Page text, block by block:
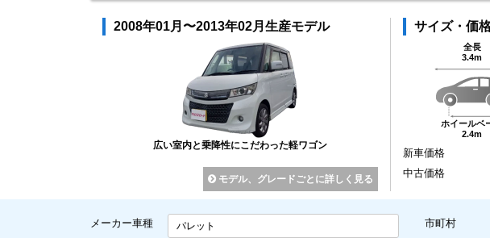
2008年01月〜2013年02月生産モデル
広い室内と乗降性にこだわった軽ワゴン
モデル、グレードごとに詳しく見る
サイズ・価
全長
3.4m
ホイールベ
2.4m
新車価格
中古価格
メーカー車種 パレット 市町村